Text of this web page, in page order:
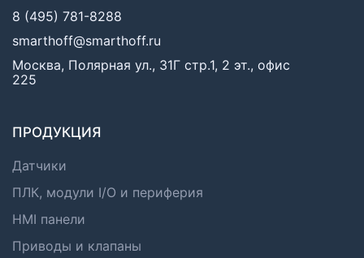
8 (495) 781-8288
smarthoff@smarthoff.ru
Москва, Полярная ул., 31Г стр.1, 2 эт., офис
225
ПРОДУКЦИЯ
Датчики
ПЛК, модули I/O и периферия
HMI панели
Приводы и клапаны